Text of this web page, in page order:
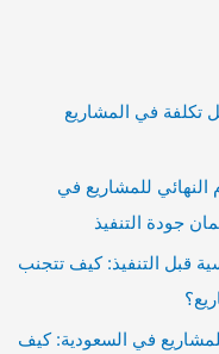
تكلفة في المشاريع
النهائي للمشاريع في
جودة التنفيذ
قبل التنفيذ: كيف تتجنب
في السعودية: كيف